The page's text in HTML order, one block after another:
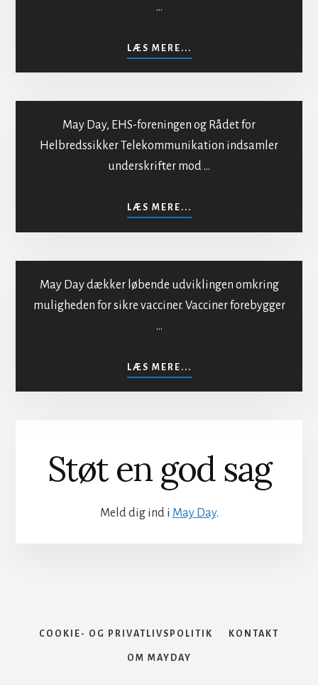
…
LÆS MERE...
INDMELDELSE
befolkningen
May Day, EHS-foreningen og Rådet for
Helbredssikker Telekommunikation indsamler
underskrifter mod …
LÆS MERE...
MOD
May Day dækker løbende udviklingen omkring
muligheden for sikre vacciner. Vacciner forebygger
…
LÆS MERE...
SIKKER
Støt en god sag
Meld dig ind i May Day.
COOKIE- OG PRIVATLIVSPOLITIK KONTAKT
OM MAYDAY